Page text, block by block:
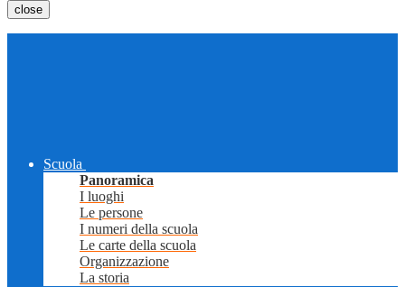
close
Scuola
Panoramica
I luoghi
Le persone
I numeri della scuola
Le carte della scuola
Organizzazione
La storia